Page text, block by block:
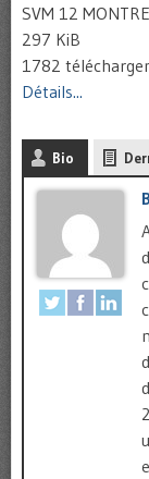
SVM 12
297 KiB
1782
Détails...
Bio